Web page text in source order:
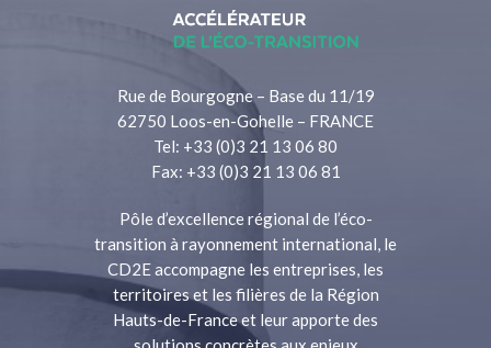
Rue de Bourgogne – Base du 11/19
62750 Loos-en-Gohelle – FRANCE
Tel: +33 (0)3 21 13 06 80
Fax: +33 (0)3 21 13 06 81
Pôle d’excellence régional de l’éco-
transition à rayonnement international, le
CD2E accompagne les entreprises, les
territoires et les filières de la Région
Hauts-de-France et leur apporte des